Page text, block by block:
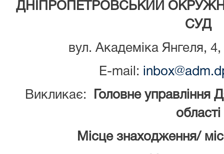
ДНІПРОПЕТРОВСЬКИЙ
СУД
вул. Академіка Янгеля,
E-mail:
Викликає:
Головне управління
області
Місце знаходження/